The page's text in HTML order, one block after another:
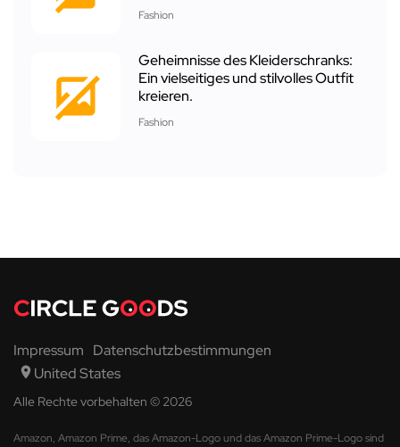
Fashion
Geheimnisse des Kleiderschranks:
Ein vielseitiges und stilvolles Outfit
kreieren.
Fashion
Impressum Datenschutzbestimmungen
United States
Alle Rechte vorbehalten © 2026
Amazon, Amazon Prime, das Amazon-Logo und das Amazon Prime-Logo sind